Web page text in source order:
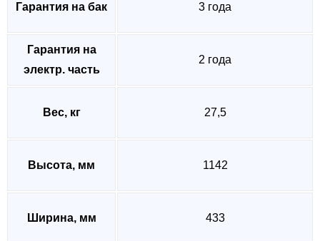
Гарантия на бак 3 года
Гарантия на
электр. часть
2 года
Вес, кг 27,5
Высота, мм 1142
Ширина, мм 433